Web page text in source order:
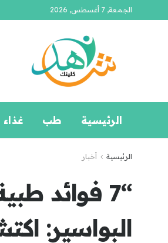
الجمعة, 7 أغسطس, 2026
الرئيسية طب غذاء
الرئيسية أخبار
“7 فوائد
البواسير: